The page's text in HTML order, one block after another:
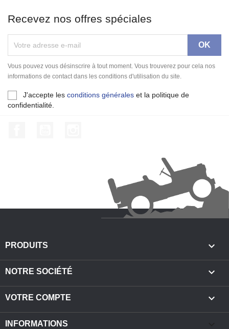
Recevez nos offres spéciales
Vous pouvez vous désinscrire à tout moment. Vous trouverez pour cela nos
informations de contact dans les conditions d'utilisation du site.
J'accepte les conditions générales et la politique de
confidentialité.
PRODUITS 
NOTRE SOCIÉTÉ 
VOTRE COMPTE 
INFORMATIONS